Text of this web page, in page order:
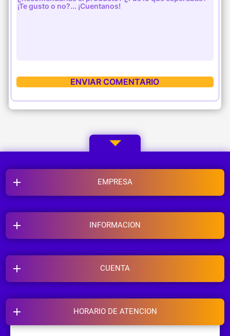
EMPRESA
INFORMACION
HORARIO DE ATENCION
CUENTA